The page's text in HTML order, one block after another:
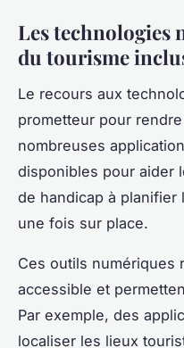
Les technologies
du tourisme
Le recours aux
prometteur pour
nombreuses
disponibles pour aider
de handicap à planifier
une fois sur place.
Ces outils numériques
accessible et
Par exemple, des
localiser les lieux